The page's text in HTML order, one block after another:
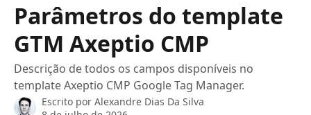
Parâmetros do template
GTM Axeptio CMP
Descrição de todos os campos disponíveis no
template Axeptio CMP Google Tag Manager.
Escrito por Alexandre Dias Da Silva